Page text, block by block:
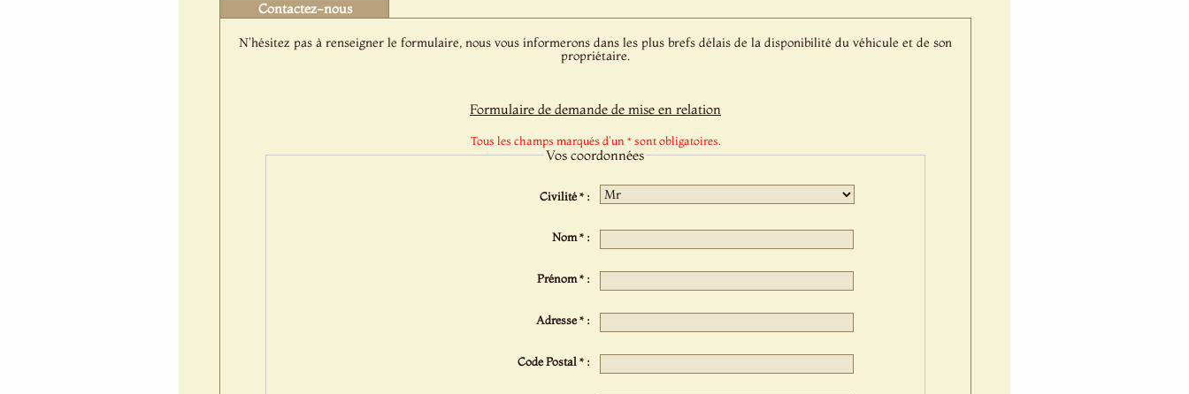
Contactez-nous
N'hésitez pas à renseigner le formulaire, nous vous informerons dans les plus brefs délais de la disponibilité du véhicule et de son
propriétaire.
Formulaire de demande de mise en relation
Tous les champs marqués d'un * sont obligatoires.
Vos coordonnées
Civilité * :
Nom * :
Prénom * :
Adresse * :
Code Postal * :